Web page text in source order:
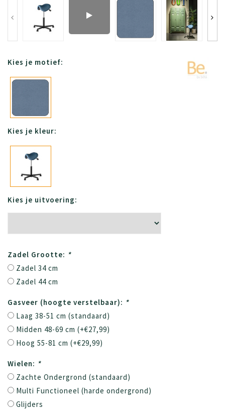
Kies je motief:
Kies je kleur:
Kies je uitvoering:
Zadel Grootte: *
Zadel 34 cm
Zadel 44 cm
Gasveer (hoogte verstelbaar): *
Laag 38-51 cm (standaard)
Midden 48-69 cm (+€27,99)
Hoog 55-81 cm (+€29,99)
Wielen: *
Zachte Ondergrond (standaard)
Multi Functioneel (harde ondergrond)
Glijders